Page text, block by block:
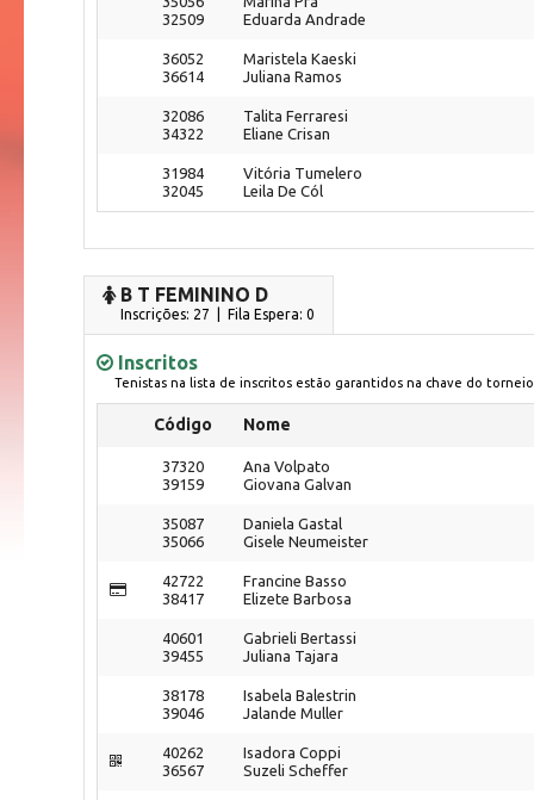
32509
Eduarda Andrade
36052
36614
Maristela Kaeski
Juliana Ramos
32086
34322
Talita Ferraresi
Eliane Crisan
31984
32045
Vitória Tumelero
Leila De Cól
B T FEMININO D
Inscrições: 27 | Fila Espera: 0
Inscritos
Tenistas na lista de inscritos estão garantidos na chave do torneio
Código Nome
37320
39159
Ana Volpato
Giovana Galvan
35087
35066
Daniela Gastal
Gisele Neumeister
42722
38417
Francine Basso
Elizete Barbosa
40601
39455
Gabrieli Bertassi
Juliana Tajara
38178
39046
Isabela Balestrin
Jalande Muller
40262
36567
Isadora Coppi
Suzeli Scheffer